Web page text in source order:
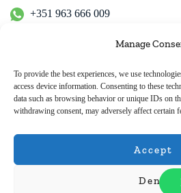
Manage
To provide the best experiences, we use
access device information. Consenting to these
data such as browsing behavior or unique IDs on
withdrawing consent, may adversely affect certain
Accept
Deny
+351 963 666 009
Contacte-nos